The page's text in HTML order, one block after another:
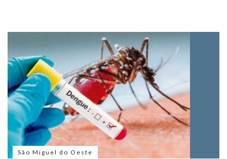
São Miguel do Oeste